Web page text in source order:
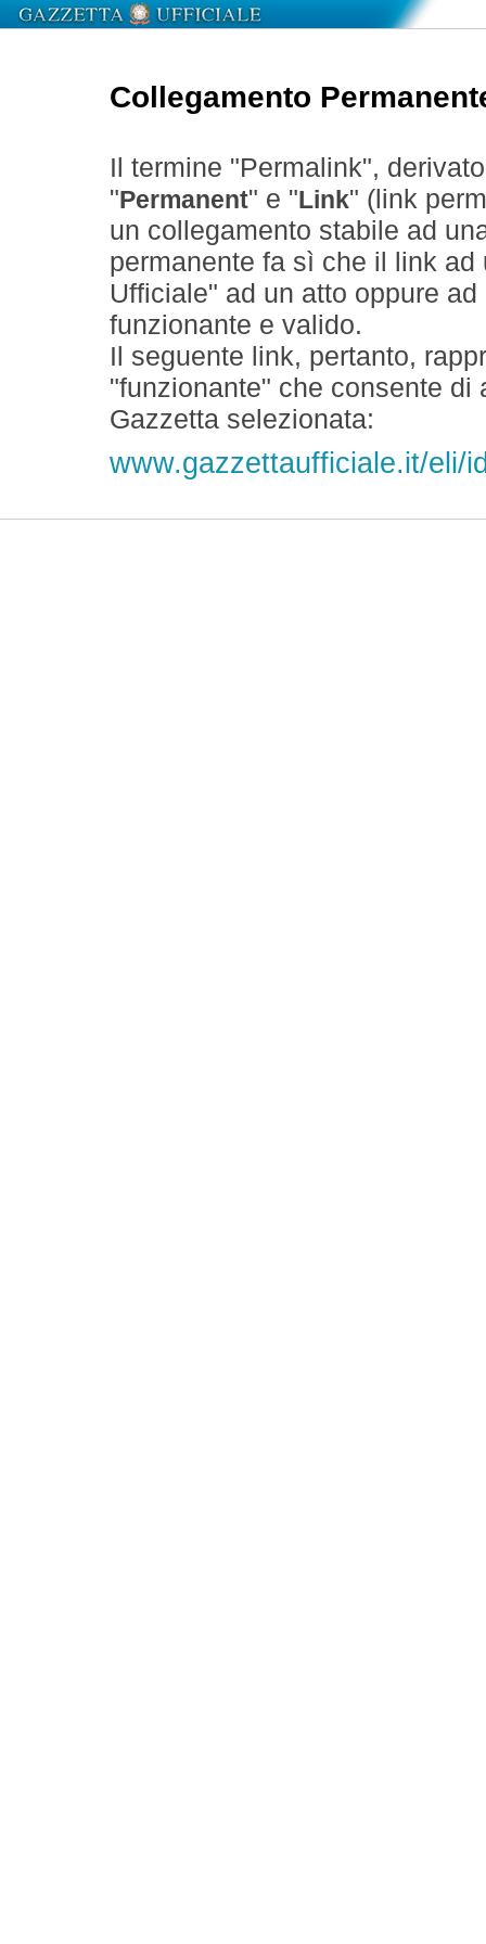
Collegamento
Il termine "Permalink",
" Permanent" e " Link" (link
un collegamento stabile ad
permanente fa sì che il link
Ufficiale" ad un atto oppure
funzionante e valido.
Il seguente link, pertanto,
"funzionante" che consente
Gazzetta selezionata:
www.gazzettaufficiale.it/eli/